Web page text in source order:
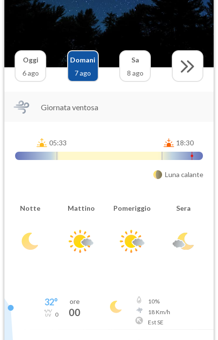
Oggi
6 ago
Domani
7 ago
Sa
8 ago
Giornata ventosa
05:33 18:30
Luna calante
Notte Mattino Pomeriggio Sera
32°
0
ore
00
10%
18Km/h
Est SE